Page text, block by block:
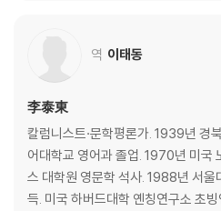
역 이태동
李泰東
칼럼니스트·문학평론가. 1939년 경
어대학교 영어과 졸업. 1970년 미국
스 대학원 영문학 석사. 1988년 서울
득. 미국 하버드대학 옌칭연구소 초